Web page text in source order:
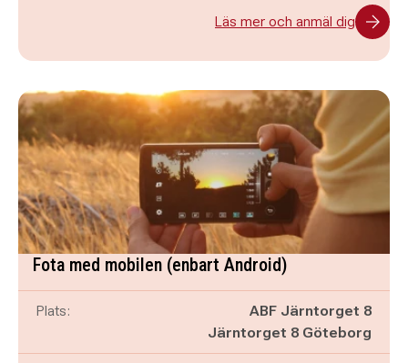
Läs mer och anmäl dig
Fota med mobilen (enbart Android)
Plats:
ABF Järntorget 8
Järntorget 8 Göteborg